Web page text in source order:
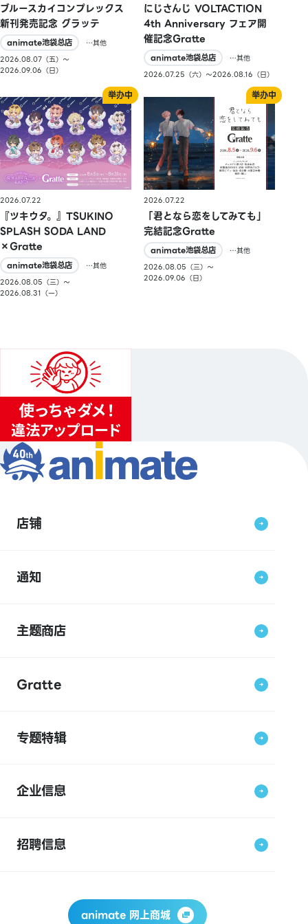
ブルースカイコンプレックス
新刊発売記念 グラッテ
animate池袋总店
…其他
2026.08.07（五）〜
2026.09.06（日）
にじさんじ VOLTACTION
4th Anniversary フェア開
催記念Gratte
animate池袋总店
…其他
2026.07.25（六）〜2026.08.16（日）
2026.07.22
『ツキウタ。』TSUKINO
SPLASH SODA LAND
×Gratte
animate池袋总店
…其他
2026.08.05（三）〜
2026.08.31（一）
2026.07.22
「君となら恋をしてみても」
完結記念Gratte
animate池袋总店
…其他
2026.08.05（三）〜
2026.09.06（日）
店铺
通知
主题商店
Gratte
专题特辑
企业信息
招聘信息
animate 网上商城